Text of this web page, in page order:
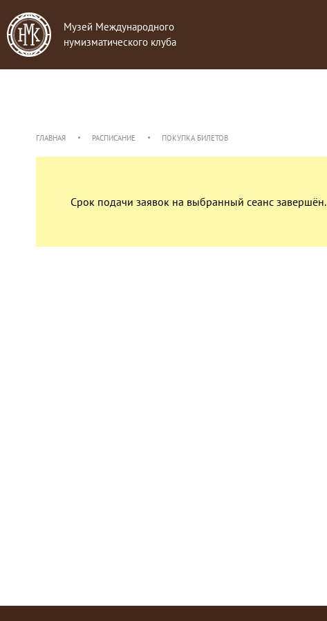
Музей Международного
нумизматического клуба
ГЛАВНАЯ РАСПИСАНИЕ ПОКУПКА БИЛЕТОВ
Срок подачи заявок на выбранный сеанс завершён.